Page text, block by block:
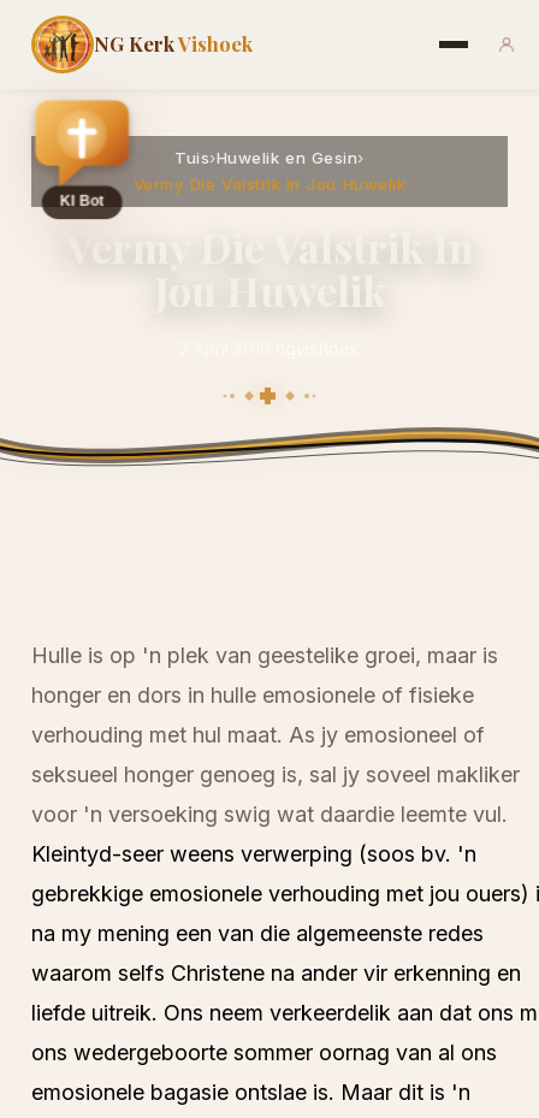
NG KerkVishoek
Tuis›Huwelik en Gesin›
Vermy Die Valstrik In Jou Huwelik
Hulle is op 'n plek van geestelike groei, maar is
honger en dors in hulle emosionele of fisieke
verhouding met hul maat. As jy emosioneel of
seksueel honger genoeg is, sal jy soveel makliker
voor 'n versoeking swig wat daardie leemte vul.
Kleintyd-seer weens verwerping (soos bv. 'n
gebrekkige emosionele verhouding met jou ouers)
na my mening een van die algemeenste redes
waarom selfs Christene na ander vir erkenning en
liefde uitreik. Ons neem verkeerdelik aan dat ons
ons wedergeboorte sommer oornag van al ons
emosionele bagasie ontslae is. Maar dit is 'n